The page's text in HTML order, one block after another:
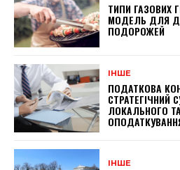
ТИПИ ГАЗОВИХ
МОДЕЛЬ ДЛЯ
ПОДОРОЖЕЙ
ІНШЕ
ПОДАТКОВА
СТРАТЕГІЧНИЙ
ЛОКАЛЬНОГО
ІНШЕ